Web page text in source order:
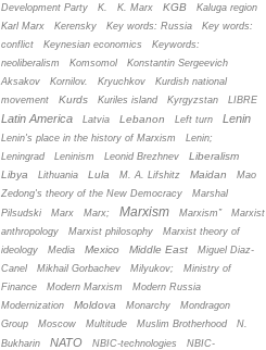
Development Party
K. K. Marx KGB
Kaluga region
Karl Marx
Kerensky Key words: Russia
Key words:
conflict
Keynesian economics
Keywords:
neoliberalism
Komsomol
Konstantin Sergeevich
Aksakov
Kornilov. Kryuchkov
Kurdish national
movement
Kurds Kuriles island Kyrgyzstan LIBRE
Latin America Latvia Lebanon Left turn Lenin
Lenin's place in the history of Marxism
Lenin;
Leningrad
Leninism Leonid Brezhnev
Liberalism
Libya
Lithuania Lula M. A. Lifshitz Maidan
Mao
Zedong's theory of the New Democracy
Marshal
Pilsudski
Marx Marx; Marxism Marxism”
Marxist
anthropology
Marxist philosophy
Marxist theory of
ideology
Media Mexico Middle East
Miguel Diaz-
Canel
Mikhail Gorbachev Milyukov;
Ministry of
Finance
Modern Marxism
Modern Russia
Modernization
Moldova Monarchy
Mondragon
Group
Moscow Multitude Muslim Brotherhood
N.
Bukharin
NATO NBIC-technologies
NBIC-